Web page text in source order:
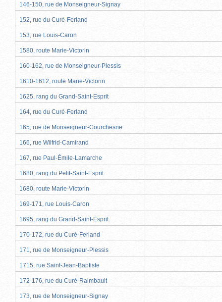
146-150, rue de Monseigneur-Signay
152, rue du Curé-Ferland
153, rue Louis-Caron
1580, route Marie-Victorin
160-162, rue de Monseigneur-Plessis
1610-1612, route Marie-Victorin
1625, rang du Grand-Saint-Esprit
164, rue du Curé-Ferland
165, rue de Monseigneur-Courchesne
166, rue Wilfrid-Camirand
167, rue Paul-Émile-Lamarche
1680, rang du Petit-Saint-Esprit
1680, route Marie-Victorin
169-171, rue Louis-Caron
1695, rang du Grand-Saint-Esprit
170-172, rue du Curé-Ferland
171, rue de Monseigneur-Plessis
1715, rue Saint-Jean-Baptiste
172-176, rue du Curé-Raimbault
173, rue de Monseigneur-Signay